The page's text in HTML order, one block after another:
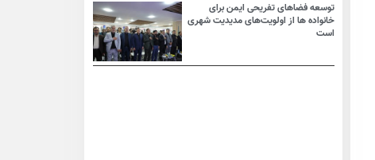
توسعه فضاهای تفریحی ایمن برای
خانواده ها از اولویت‌های مدیدیت شهری
است